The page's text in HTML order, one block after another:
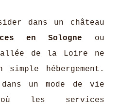
dans un château
en Sologne ou
de la Loire ne
hébergement.
un mode de vie
où les services